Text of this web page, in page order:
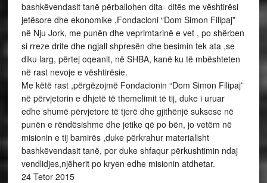
bashkëvendasit tanë përballohen dita- ditës me vështirësi
jetësore dhe ekonomike ,Fondacioni “Dom Simon Filipaj”
në Nju Jork, me punën dhe veprimtarinë e vet , po shërben
si rreze drite dhe ngjall shpresën dhe besimin tek ata ,se
diku larg, përtej oqeanit, në SHBA, kanë ku të mbështeten
në rast nevoje e vështirësie.
Me këtë rast ,përgëzojmë Fondacionin “Dom Simon Filipaj”
në përvjetorin e dhjetë të themelimit të tij, duke i uruar
edhe shumë përvjetore të tjerë dhe gjithënjë suksese në
punën e rëndësishme dhe jetike që po bën, jo vetëm në
misionin e tij bamirës ,duke përkrahur materialisht
bashkëvendasit tanë, por duke shfaqur përkushtimin ndaj
vendlidjes,njëherit po kryen edhe misionin atdhetar.
24 Tetor 2015